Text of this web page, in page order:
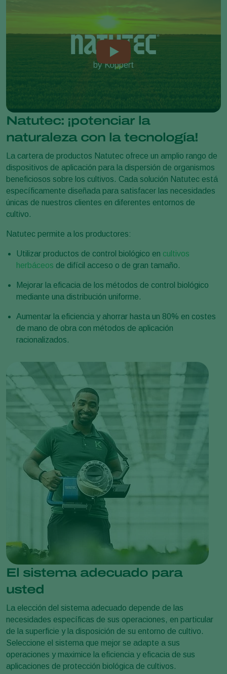
Natutec: ¡potenciar la
naturaleza con la tecnología!
La cartera de productos Natutec ofrece un amplio rango de
dispositivos de aplicación para la dispersión de organismos
beneficiosos sobre los cultivos. Cada solución Natutec está
específicamente diseñada para satisfacer las necesidades
únicas de nuestros clientes en diferentes entornos de
cultivo.
Natutec permite a los productores:
Utilizar productos de control biológico en cultivos
herbáceos de difícil acceso o de gran tamaño.
Mejorar la eficacia de los métodos de control biológico
mediante una distribución uniforme.
Aumentar la eficiencia y ahorrar hasta un 80% en costes
de mano de obra con métodos de aplicación
racionalizados.
El sistema adecuado para
usted
La elección del sistema adecuado depende de las
necesidades específicas de sus operaciones, en particular
de la superficie y la disposición de su entorno de cultivo.
Seleccione el sistema que mejor se adapte a sus
operaciones y maximice la eficiencia y eficacia de sus
aplicaciones de protección biológica de cultivos.